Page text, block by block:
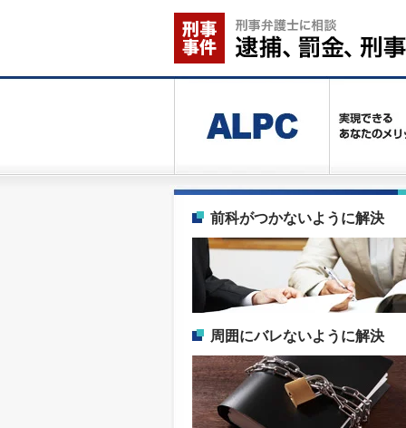
前科がつかないように解決
周囲にバレないように解決